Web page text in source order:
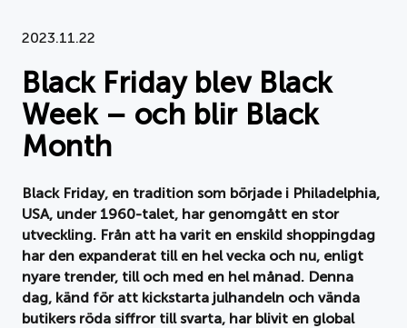
Om APPLiA
Medlemmar
Nyheter
Styrelse
2023.11.22
Black Friday blev Black
Week – och blir Black
Month
Black Friday, en tradition som började i Philadelphia,
USA, under 1960-talet, har genomgått en stor
utveckling. Från att ha varit en enskild shoppingdag
har den expanderat till en hel vecka och nu, enligt
nyare trender, till och med en hel månad. Denna
dag, känd för att kickstarta julhandeln och vända
butikers röda siffror till svarta, har blivit en global